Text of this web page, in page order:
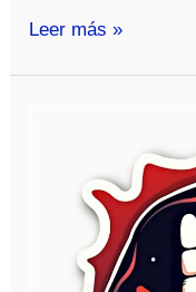
Mi
Proxmox
Leer más »